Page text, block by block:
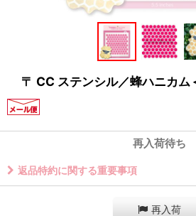
〒 CC ステンシル／蜂ハニカム
再入荷待ち
返品特約に関する重要事項
再入荷